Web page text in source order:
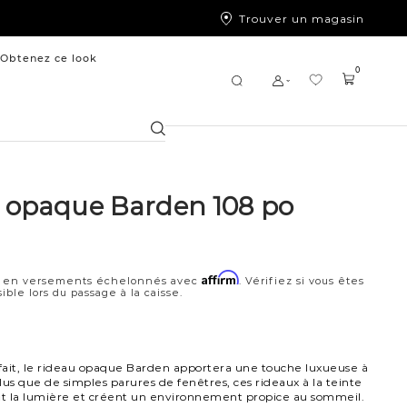
Trouver un magasin
Obtenez ce look
Chercher
0
opaque Barden 108 po
en versements échelonnés avec Affirm. Vérifiez si vous êtes
lors du passage à la caisse.
le rideau opaque Barden apportera une touche luxueuse à
que de simples parures de fenêtres, ces rideaux à la teinte
la lumière et créent un environnement propice au sommeil.